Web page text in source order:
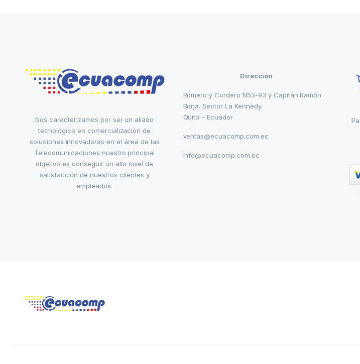
Nos caracterizamos por ser un aliado
tecnológico en comercialización de
soluciones innovadoras en el área de las
Telecomunicaciones nuestro principal
objetivo es conseguir un alto nivel de
satisfacción de nuestros clientes y
empleados.
Dirección
Romero y Cordero N53-93 y Capitán Ramón
Borja. Sector La Kennedy.
Quito – Ecuador
ventas@ecuacomp.com.ec
info@ecuacomp.com.ec